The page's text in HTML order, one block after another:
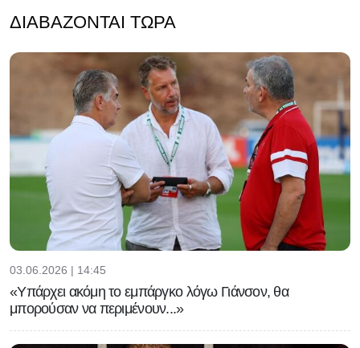
ΔΙΑΒΆΖΟΝΤΑΙ ΤΏΡΑ
03.06.2026 | 14:45
«Υπάρχει ακόμη το εμπάργκο λόγω Γιάνσον, θα
μπορούσαν να περιμένουν...»